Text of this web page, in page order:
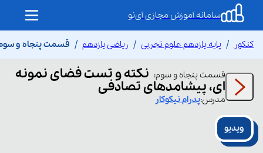
سامانه آموزش مجازی آی‌نو
کنکور پایه یازدهم علوم تجربی ریاضی یازدهم قسمت پنجاه و
قسمت پنجاه و سوم: نکته و تست فضای نمونه
ای، پیشامدهای تصادفی
مدرس:پدرامنیکوکار
ویدیو